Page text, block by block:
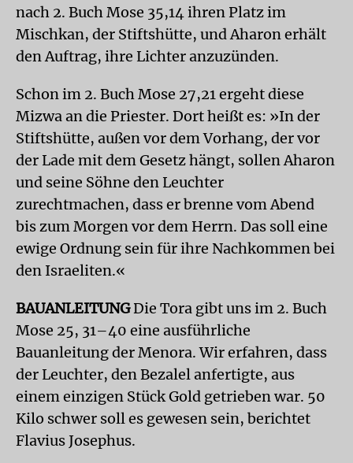
nach 2. Buch Mose 35,14 ihren Platz im
Mischkan, der Stiftshütte, und Aharon erhält
den Auftrag, ihre Lichter anzuzünden.
Schon im 2. Buch Mose 27,21 ergeht diese
Mizwa an die Priester. Dort heißt es: »In der
Stiftshütte, außen vor dem Vorhang, der vor
der Lade mit dem Gesetz hängt, sollen Aharon
und seine Söhne den Leuchter
zurechtmachen, dass er brenne vom Abend
bis zum Morgen vor dem Herrn. Das soll eine
ewige Ordnung sein für ihre Nachkommen bei
den Israeliten.«
BAUANLEITUNGDie Tora gibt uns im 2. Buch
Mose 25, 31–40 eine ausführliche
Bauanleitung der Menora. Wir erfahren, dass
der Leuchter, den Bezalel anfertigte, aus
einem einzigen Stück Gold getrieben war. 50
Kilo schwer soll es gewesen sein, berichtet
Flavius Josephus.